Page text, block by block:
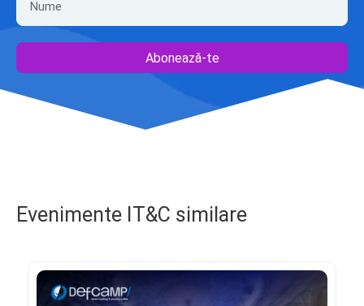
Abonează-te
Evenimente IT&C similare